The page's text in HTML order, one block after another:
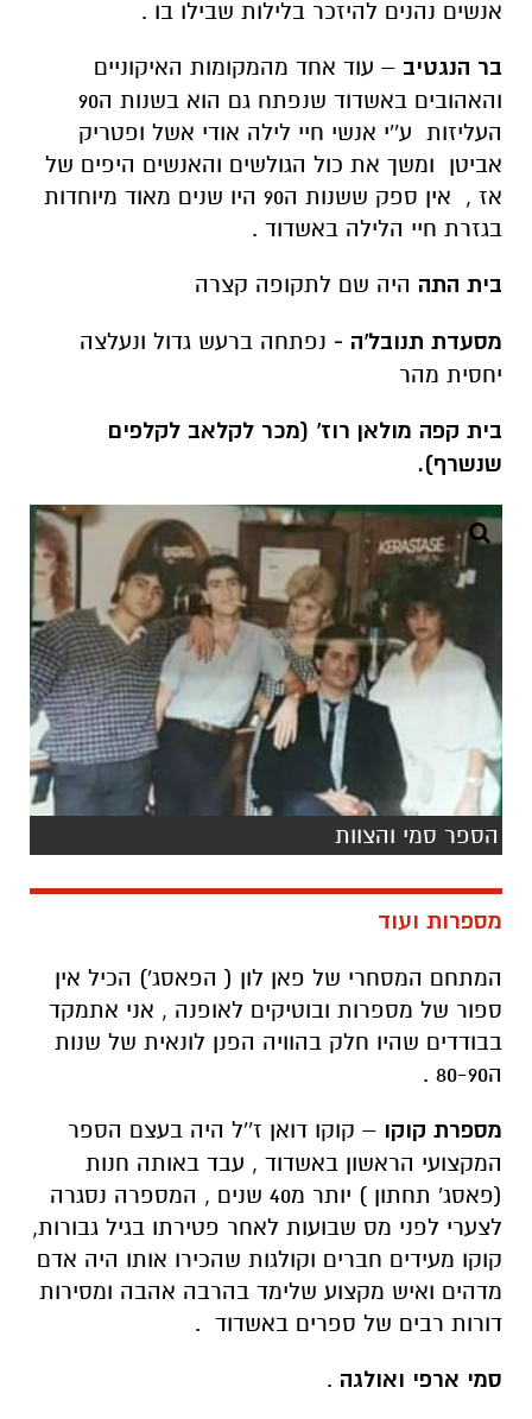
אנשים נהנים להיזכר בלילות שבילו בו .
בר הנגטיב – עוד אחד מהמקומות האיקוניים
והאהובים באשדוד שנפתח גם הוא בשנות ה90
העליזות ע''י אנשי חיי לילה אודי אשל ופטריק
אביטן ומשך את כול הגולשים והאנשים היפים של
אז , אין ספק ששנות ה90 היו שנים מאוד מיוחדות
בגזרת חיי הלילה באשדוד .
בית התה היה שם לתקופה קצרה
מסעדת תנובל'ה - נפתחה ברעש גדול ונעלצה
יחסית מהר
בית קפה מולאן רוז' (מכר לקלאב לקלפים
שנשרף).
הספר סמי והצוות
מספרות ועוד
המתחם המסחרי של פאן לון ( הפאסג') הכיל אין
ספור של מספרות ובוטיקים לאופנה , אני אתמקד
בבודדים שהיו חלק בהוויה הפנן לונאית של שנות
ה80-90 .
מספרת קוקו – קוקו דואן ז''ל היה בעצם הספר
המקצועי הראשון באשדוד , עבד באותה חנות
(פאסג' תחתון ) יותר מ40 שנים , המספרה נסגרה
לצערי לפני מס שבועות לאחר פטירתו בגיל גבורות,
קוקו מעידים חברים וקולגות שהכירו אותו היה אדם
מדהים ואיש מקצוע שלימד בהרבה אהבה ומסירות
דורות רבים של ספרים באשדוד .
סמי ארפי ואולגה .